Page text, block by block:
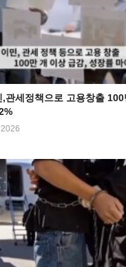
관세정책으로 고용창출